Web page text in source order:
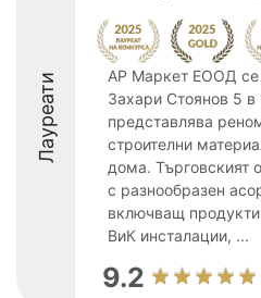
Лауреати
АР Маркет ЕООД се
Захари Стоянов 5
представлява
строителни
дома. Търговският
с разнообразен
включващ продукти
ВиК инсталации, ...
9.2